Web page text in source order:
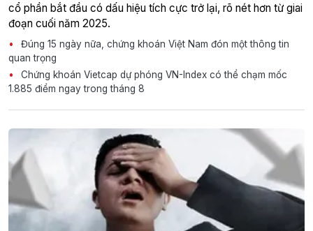
cổ phần bắt đầu có dấu hiệu tích cực trở lại, rõ nét hơn từ giai
đoạn cuối năm 2025.
Đúng 15 ngày nữa, chứng khoán Việt Nam đón một thông tin
quan trọng
Chứng khoán Vietcap dự phóng VN-Index có thể chạm mốc
1.885 điểm ngay trong tháng 8